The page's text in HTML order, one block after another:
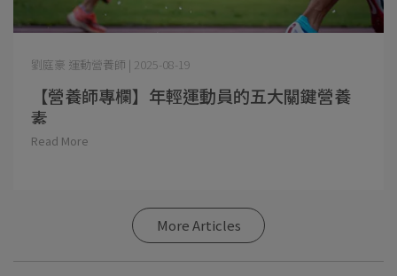
劉庭豪 運動營養師 | 2025-08-19
【營養師專欄】年輕運動員的五大關鍵營養
素
Read More
More Articles